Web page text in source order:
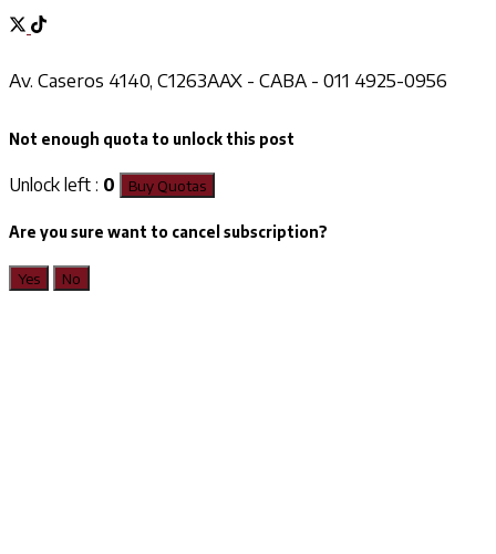
Av. Caseros 4140, C1263AAX - CABA - 011 4925-0956
Not enough quota to unlock this post
Unlock left : 0 Buy Quotas
Are you sure want to cancel subscription?
Yes No